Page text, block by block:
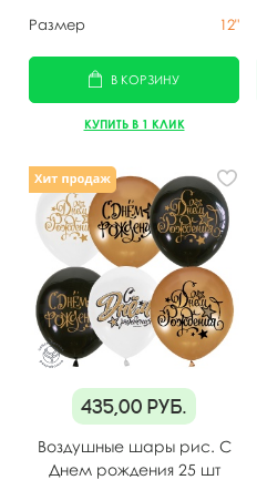
Размер 12"
В КОРЗИНУ
КУПИТЬ В 1 КЛИК
435,00 руб.
Воздушные шары рис. С
Днем рождения 25 шт